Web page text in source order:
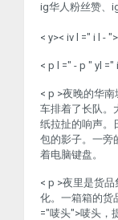
ig华人粉丝赞、
< y>< iv l =" i l - ">
< p l =" - p " yl
< p >夜晚的华
车排着了长队。
纸拉扯的响声。
包的影子。一旁
着电脑键盘。
< p >夜里是货
化。一箱箱的货
="唛头">唛头 ，